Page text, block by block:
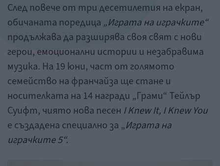
След повече от три десетилетия на екран,
обичаната поредица „Играта на играчките“
продължава да разширява своя свят с нови
герои, емоционални истории и незабравима
музика. На 19 юни, част от голямото
семейство на франчайза ще стане и
носителката на 14 награди „Грами“ Тейлър
Суифт, чиято нова песен I Knew It, I Knew You
е създадена специално за „Играта на
играчките 5“.